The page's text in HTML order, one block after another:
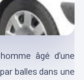
âgé d’une
balles dans une